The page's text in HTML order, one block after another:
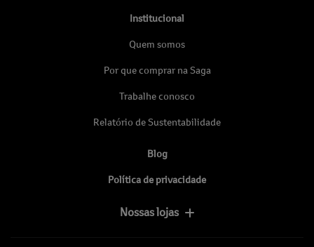
Institucional
Quem somos
Por que comprar na Saga
Trabalhe conosco
Relatório de Sustentabilidade
Blog
Política de privacidade
Nossas lojas